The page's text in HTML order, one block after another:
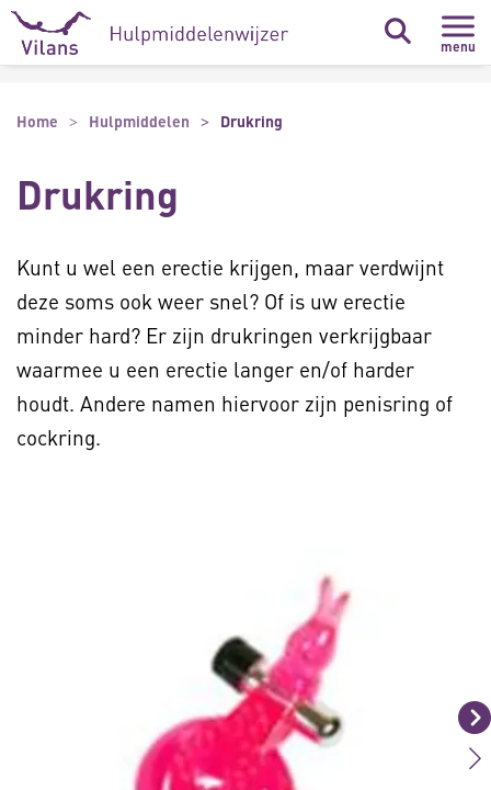
Naar hoofdinhoud
Naar footer
menu
Home Hulpmiddelen Drukring
Drukring
Kunt u wel een erectie krijgen, maar verdwijnt
deze soms ook weer snel? Of is uw erectie
minder hard? Er zijn drukringen verkrijgbaar
waarmee u een erectie langer en/of harder
houdt. Andere namen hiervoor zijn penisring of
cockring.